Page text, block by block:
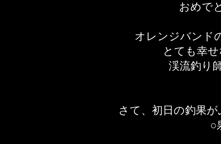
おめで
オレンジバンド
とても幸
渓流釣り
さて、初日の釣果
○